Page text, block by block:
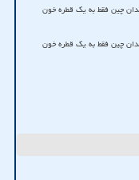
دانشمندان چین فقط به یک قطره خون
دانشمندان چین فقط به یک قطره خون